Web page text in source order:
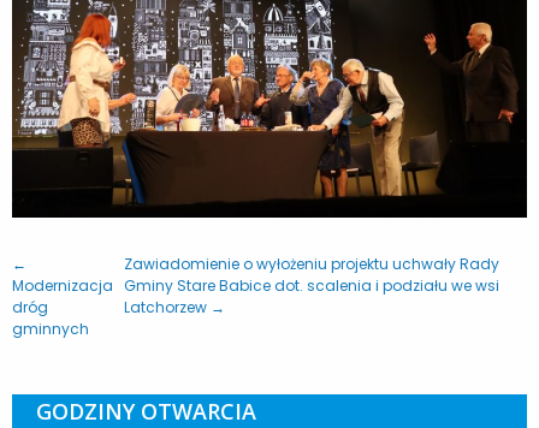
←
Modernizacja
dróg
gminnych
Zawiadomienie o wyłożeniu projektu uchwały Rady
Gminy Stare Babice dot. scalenia i podziału we wsi
Latchorzew →
GODZINY OTWARCIA